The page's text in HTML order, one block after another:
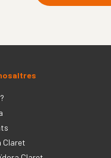
Claret